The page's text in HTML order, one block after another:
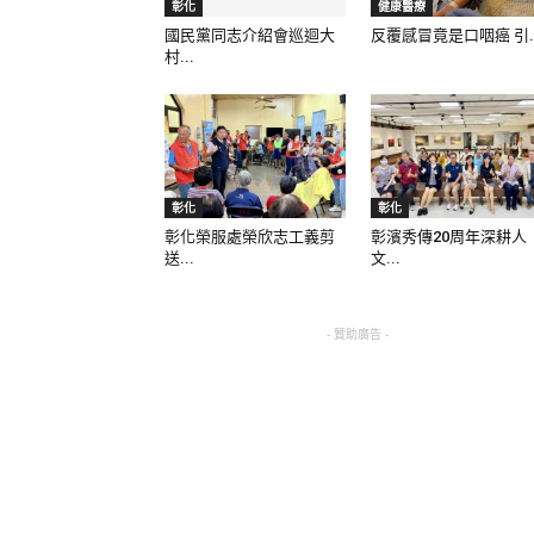
彰化
國民黨同志介紹會巡迴大
村...
健康醫療
反覆感冒竟是口咽癌 引
彰化
彰化榮服處榮欣志工義剪
送...
彰化
彰濱秀傳20周年深耕人
文...
- 贊助廣告 -